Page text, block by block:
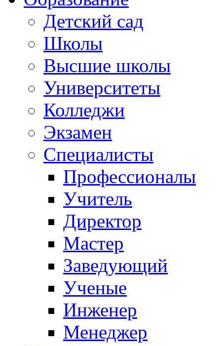
Детский сад
Школы
Высшие школы
Университеты
Колледжи
Экзамен
Специалисты
Профессионалы
Учитель
Директор
Мастер
Заведующий
Ученые
Инженер
Менеджер